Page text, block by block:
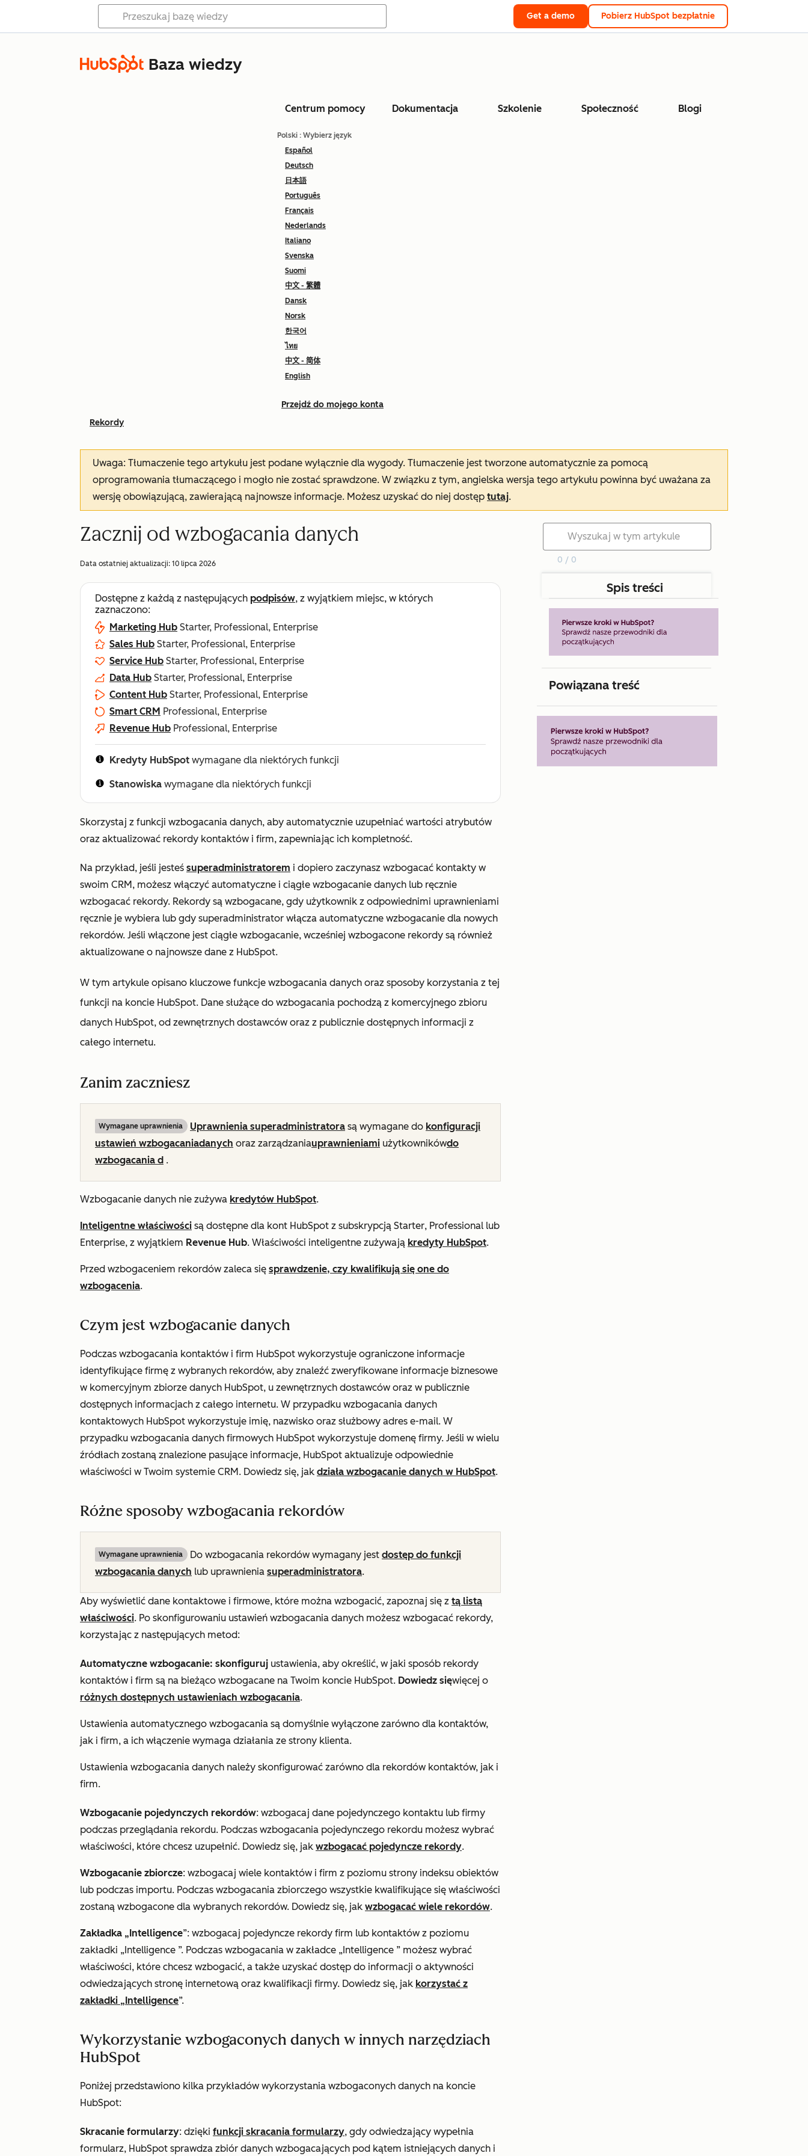
Get a demo Pobierz HubSpot bezpłatnie
Baza wiedzy
Centrum pomocy Dokumentacja Szkolenie Społeczność Blogi
Polski : Wybierz język
Español
Deutsch
日本語
Português
Français
Nederlands
Italiano
Svenska
Suomi
中文 - 繁體
Dansk
Norsk
한국어
ไทย
中文 - 简体
English
Przejdź do mojego konta
Rekordy
Uwaga: Tłumaczenie tego artykułu jest podane wyłącznie dla wygody. Tłumaczenie jest tworzone automatycznie za pomocą
oprogramowania tłumaczącego i mogło nie zostać sprawdzone. W związku z tym, angielska wersja tego artykułu powinna być uważana za
wersję obowiązującą, zawierającą najnowsze informacje. Możesz uzyskać do niej dostęp tutaj.
Zacznij od wzbogacania danych
Data ostatniej aktualizacji: 10 lipca 2026
Dostępne z każdą z następujących podpisów, z wyjątkiem miejsc, w których
zaznaczono:
Marketing Hub Starter, Professional, Enterprise
Sales Hub Starter, Professional, Enterprise
Service Hub Starter, Professional, Enterprise
Data Hub Starter, Professional, Enterprise
Content Hub Starter, Professional, Enterprise
Smart CRM Professional, Enterprise
Revenue Hub Professional, Enterprise
Kredyty HubSpot wymagane dla niektórych funkcji
Stanowiska wymagane dla niektórych funkcji
Skorzystaj z funkcji wzbogacania danych, aby automatycznie uzupełniać wartości atrybutów
oraz aktualizować rekordy kontaktów i firm, zapewniając ich kompletność.
Na przykład, jeśli jesteś superadministratorem i dopiero zaczynasz wzbogacać kontakty w
swoim CRM, możesz włączyć automatyczne i ciągłe wzbogacanie danych lub ręcznie
wzbogacać rekordy. Rekordy są wzbogacane, gdy użytkownik z odpowiednimi uprawnieniami
ręcznie je wybiera lub gdy superadministrator włącza automatyczne wzbogacanie dla nowych
rekordów. Jeśli włączone jest ciągłe wzbogacanie, wcześniej wzbogacone rekordy są również
aktualizowane o najnowsze dane z HubSpot.
W tym artykule opisano kluczowe funkcje wzbogacania danych oraz sposoby korzystania z tej
funkcji na koncie HubSpot. Dane służące do wzbogacania pochodzą z komercyjnego zbioru
danych HubSpot, od zewnętrznych dostawców oraz z publicznie dostępnych informacji z
całego internetu.
Zanim zaczniesz
Wymagane uprawnienia Uprawnienia superadministratora są wymagane do konfiguracji
ustawień wzbogacaniadanych oraz zarządzaniauprawnieniami użytkownikówdo
wzbogacania d .
Wzbogacanie danych nie zużywa kredytów HubSpot.
Inteligentne właściwości są dostępne dla kont HubSpot z subskrypcją Starter, Professional lub
Enterprise, z wyjątkiem Revenue Hub. Właściwości inteligentne zużywają kredyty HubSpot.
Przed wzbogaceniem rekordów zaleca się sprawdzenie, czy kwalifikują się one do
wzbogacenia.
Czym jest wzbogacanie danych
Podczas wzbogacania kontaktów i firm HubSpot wykorzystuje ograniczone informacje
identyfikujące firmę z wybranych rekordów, aby znaleźć zweryfikowane informacje biznesowe
w komercyjnym zbiorze danych HubSpot, u zewnętrznych dostawców oraz w publicznie
dostępnych informacjach z całego internetu. W przypadku wzbogacania danych
kontaktowych HubSpot wykorzystuje imię, nazwisko oraz służbowy adres e-mail. W
przypadku wzbogacania danych firmowych HubSpot wykorzystuje domenę firmy. Jeśli w wielu
źródłach zostaną znalezione pasujące informacje, HubSpot aktualizuje odpowiednie
właściwości w Twoim systemie CRM. Dowiedz się, jak działa wzbogacanie danych w HubSpot.
Różne sposoby wzbogacania rekordów
Wymagane uprawnienia Do wzbogacania rekordów wymagany jest dostęp do funkcji
wzbogacania danych lub uprawnienia superadministratora.
Aby wyświetlić dane kontaktowe i firmowe, które można wzbogacić, zapoznaj się z tą listą
właściwości. Po skonfigurowaniu ustawień wzbogacania danych możesz wzbogacać rekordy,
korzystając z następujących metod:
Automatyczne wzbogacanie: skonfiguruj ustawienia, aby określić, w jaki sposób rekordy
kontaktów i firm są na bieżąco wzbogacane na Twoim koncie HubSpot. Dowiedz sięwięcej o
różnych dostępnych ustawieniach wzbogacania.
Ustawienia automatycznego wzbogacania są domyślnie wyłączone zarówno dla kontaktów,
jak i firm, a ich włączenie wymaga działania ze strony klienta.
Ustawienia wzbogacania danych należy skonfigurować zarówno dla rekordów kontaktów, jak i
firm.
Wzbogacanie pojedynczych rekordów: wzbogacaj dane pojedynczego kontaktu lub firmy
podczas przeglądania rekordu. Podczas wzbogacania pojedynczego rekordu możesz wybrać
właściwości, które chcesz uzupełnić. Dowiedz się, jak wzbogacać pojedyncze rekordy.
Wzbogacanie zbiorcze: wzbogacaj wiele kontaktów i firm z poziomu strony indeksu obiektów
lub podczas importu. Podczas wzbogacania zbiorczego wszystkie kwalifikujące się właściwości
zostaną wzbogacone dla wybranych rekordów. Dowiedz się, jak wzbogacać wiele rekordów.
Zakładka „Intelligence”: wzbogacaj pojedyncze rekordy firm lub kontaktów z poziomu
zakładki „Intelligence ”. Podczas wzbogacania w zakładce „Intelligence ” możesz wybrać
właściwości, które chcesz wzbogacić, a także uzyskać dostęp do informacji o aktywności
odwiedzających stronę internetową oraz kwalifikacji firmy. Dowiedz się, jak korzystać z
zakładki „Intelligence”.
Wykorzystanie wzbogaconych danych w innych narzędziach
HubSpot
Poniżej przedstawiono kilka przykładów wykorzystania wzbogaconych danych na koncie
HubSpot:
Skracanie formularzy: dzięki funkcji skracania formularzy, gdy odwiedzający wypełnia
formularz, HubSpot sprawdza zbiór danych wzbogacających pod kątem istniejących danych i
0 / 0
Spis treści
Powiązana treść